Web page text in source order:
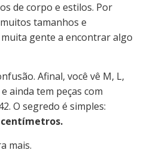
de corpo e estilos. Por
tamanhos e
gente a encontrar algo
Afinal, você vê M, L,
ainda tem peças com
O segredo é simples:
mais.